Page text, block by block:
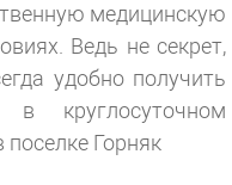
медицинскую
Ведь не секрет,
удобно получить
круглосуточном
Горняк